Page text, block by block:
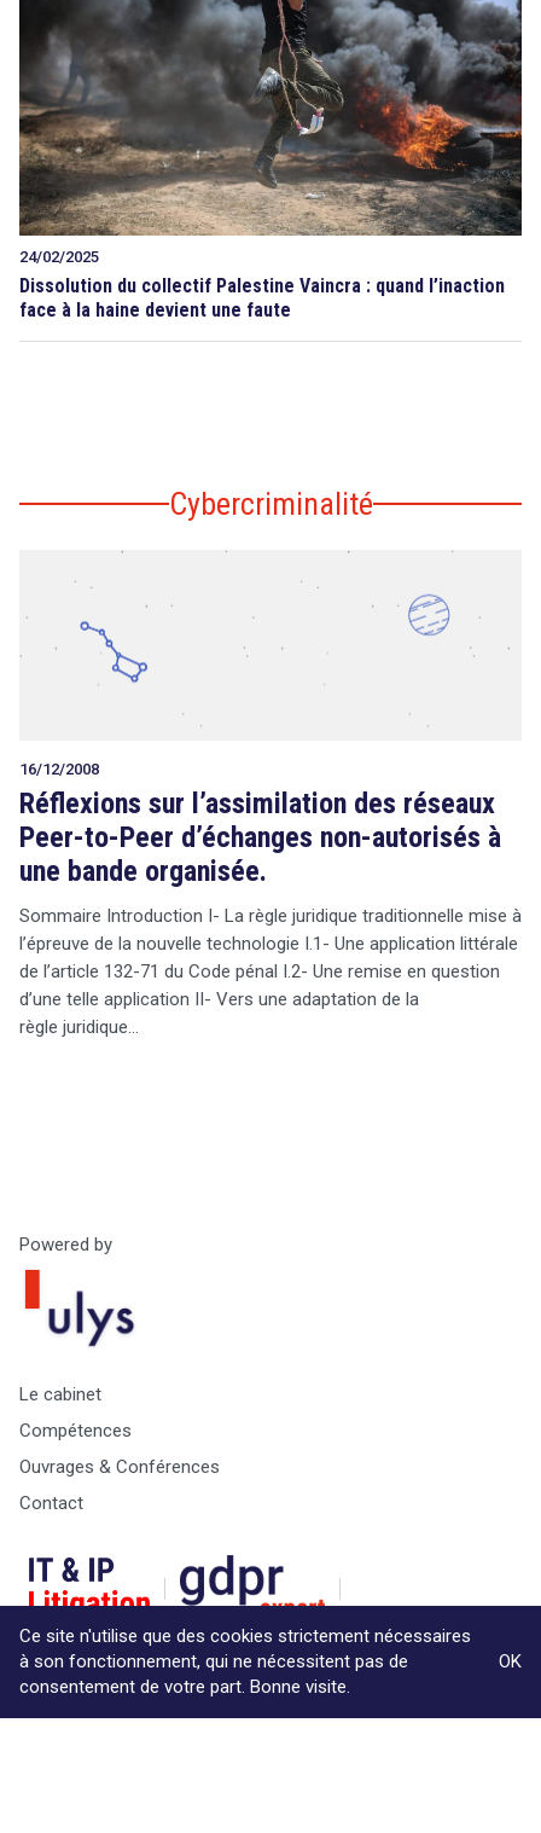
24/02/2025
Dissolution du collectif Palestine Vaincra : quand l’inaction
face à la haine devient une faute
Cybercriminalité
16/12/2008
Réflexions sur l’assimilation des réseaux
Peer-to-Peer d’échanges non-autorisés à
une bande organisée.
Sommaire Introduction I- La règle juridique traditionnelle mise à
l’épreuve de la nouvelle technologie I.1- Une application littérale
de l’article 132-71 du Code pénal I.2- Une remise en question
d’une telle application II- Vers une adaptation de la
règle juridique…
Powered by
Le cabinet
Compétences
Ouvrages & Conférences
Contact
Ce site n'utilise que des cookies strictement nécessaires
à son fonctionnement, qui ne nécessitent pas de
consentement de votre part. Bonne visite.
OK